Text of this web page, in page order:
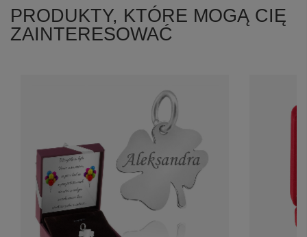
PRODUKTY, KTÓRE MOGĄ CIĘ
ZAINTERESOWAĆ